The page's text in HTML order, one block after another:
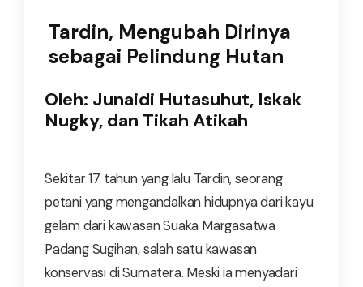
Tardin, Mengubah Dirinya
sebagai Pelindung Hutan
Oleh: Junaidi Hutasuhut, Iskak
Nugky, dan Tikah Atikah
Sekitar 17 tahun yang lalu Tardin, seorang
petani yang mengandalkan hidupnya dari kayu
gelam dari kawasan Suaka Margasatwa
Padang Sugihan, salah satu kawasan
konservasi di Sumatera. Meski ia menyadari